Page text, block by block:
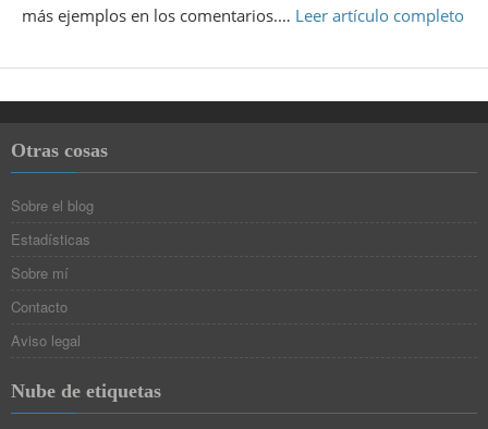
más ejemplos en los comentarios.… Leer artículo completo
Otras cosas
Sobre el blog
Estadísticas
Sobre mí
Contacto
Aviso legal
Nube de etiquetas